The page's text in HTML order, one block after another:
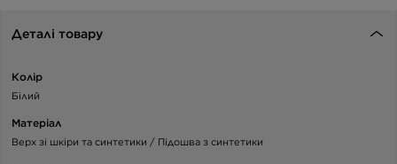
Деталі товару
Колір
Білий
Матеріал
Верх зі шкіри та синтетики / Підошва з синтетики